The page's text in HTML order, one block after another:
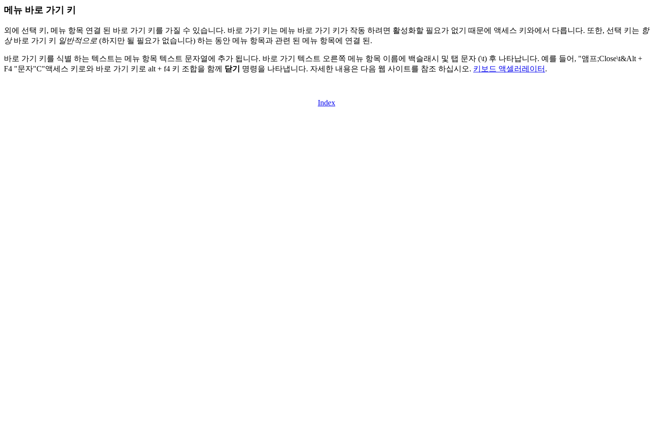
메뉴 바로 가기 키
외에 선택 키, 메뉴 항목 연결 된 바로 가기 키를 가질 수 있습니다. 바로 가기 키는 메뉴 바로 가기 키가 작동 하려면 활성화할 필요가 없기 때문에 액세스 키와에서 다릅니다. 또한, 선택 키는 항
상바로 가기 키 일반적으로 (하지만 될 필요가 없습니다) 하는 동안 메뉴 항목과 관련 된 메뉴 항목에 연결 된.
바로 가기 키를 식별 하는 텍스트는 메뉴 항목 텍스트 문자열에 추가 됩니다. 바로 가기 텍스트 오른쪽 메뉴 항목 이름에 백슬래시 및 탭 문자 (\t) 후 나타납니다. 예를 들어, "앰프;Close\t&Alt +
F4 "문자"C"액세스 키로와 바로 가기 키로 alt + f4 키 조합을 함께 닫기 명령을 나타냅니다. 자세한 내용은 다음 웹 사이트를 참조 하십시오. 키보드 액셀러레이터 .
Index